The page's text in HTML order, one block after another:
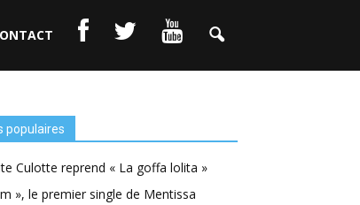
populaires
Culotte reprend « La goffa lolita »
», le premier single de Mentissa